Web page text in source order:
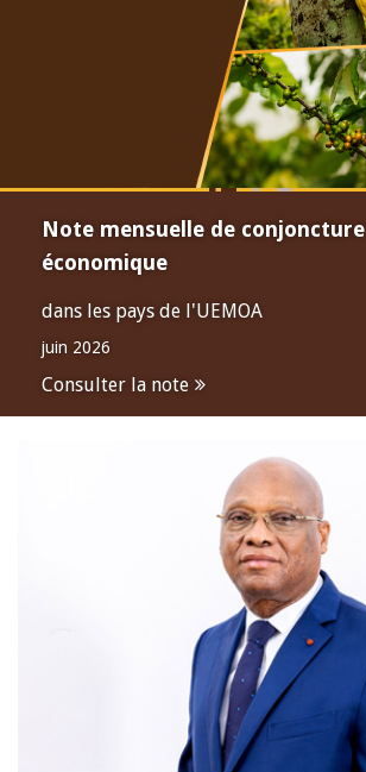
Note mensuelle de conjoncture
économique
dans les pays de l'UEMOA
juin 2026
Consulter la note